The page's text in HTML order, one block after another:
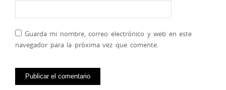
Guarda mi nombre, correo electrónico y web en este
navegador para la próxima vez que comente.